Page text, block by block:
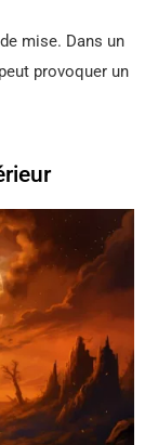
mise. Dans un
provoquer un